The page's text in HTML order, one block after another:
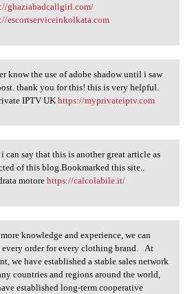
ghaziabadcallgirl.com/
escortserviceinkolkata.com
know the use of adobe
know the use of adobe shadow until i saw
thank you for this! this is very helpful.
IPTV UK https://myprivateiptv.com
can say that this is
can say that this is another great article as
of this blog.Bookmarked this site..
motore https://calcolabile.it/
knowledge and
knowledge and experience, we can
every order for every clothing brand. At
we have established a stable sales network
countries and regions around the world,
established long-term cooperative